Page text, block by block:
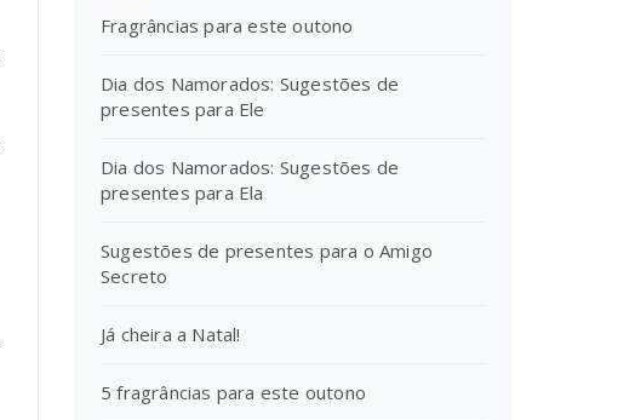
Fragrâncias para este outono
Dia dos Namorados: Sugestões de
presentes para Ele
Dia dos Namorados: Sugestões de
presentes para Ela
Sugestões de presentes para o Amigo
Secreto
Já cheira a Natal!
5 fragrâncias para este outono